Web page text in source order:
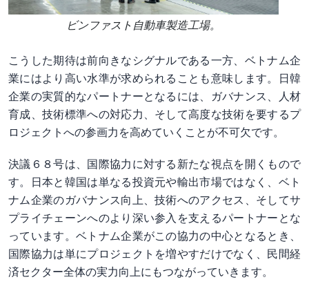
ビンファスト自動車製造工場。
こうした期待は前向きなシグナルである一方、ベトナム企
業にはより高い水準が求められることも意味します。日韓
企業の実質的なパートナーとなるには、ガバナンス、人材
育成、技術標準への対応力、そして高度な技術を要するプ
ロジェクトへの参画力を高めていくことが不可欠です。
決議６８号は、国際協力に対する新たな視点を開くもので
す。日本と韓国は単なる投資元や輸出市場ではなく、ベト
ナム企業のガバナンス向上、技術へのアクセス、そしてサ
プライチェーンへのより深い参入を支えるパートナーとな
っています。ベトナム企業がこの協力の中心となるとき、
国際協力は単にプロジェクトを増やすだけでなく、民間経
済セクター全体の実力向上にもつながっていきます。